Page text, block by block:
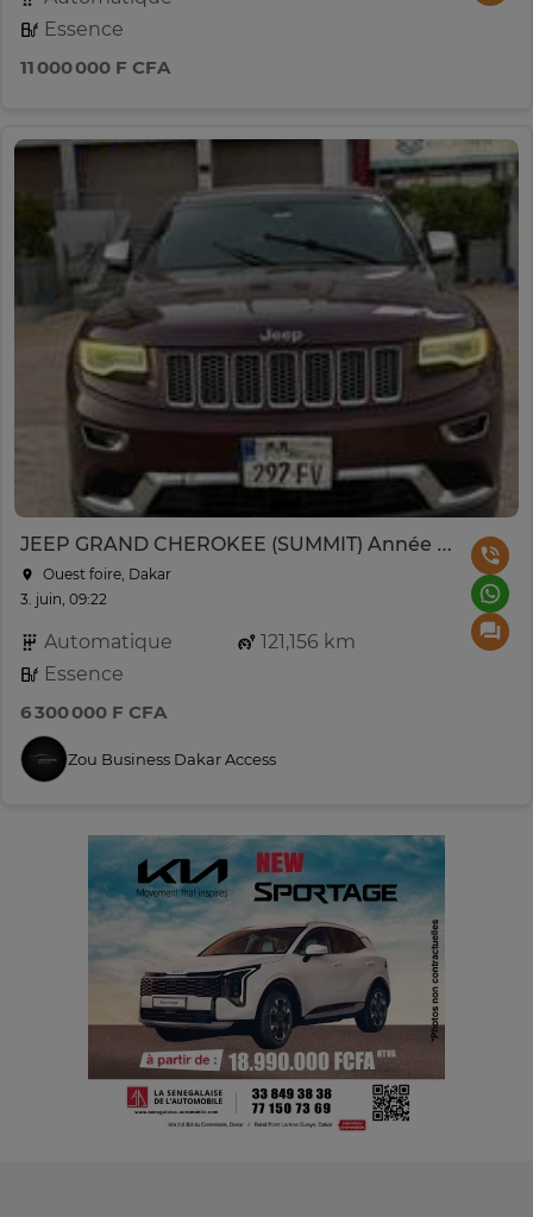
Essence
11 000 000 F CFA
JEEP GRAND CHEROKEE (SUMMIT) Année 2016
Ouest foire, Dakar
3. juin, 09:22
Automatique
121,156 km
Essence
6 300 000 F CFA
Zou Business Dakar Access